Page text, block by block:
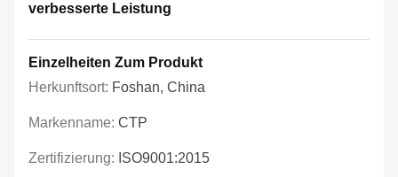
verbesserte Leistung
Einzelheiten Zum Produkt
Herkunftsort: Foshan, China
Markenname: CTP
Zertifizierung: ISO9001:2015